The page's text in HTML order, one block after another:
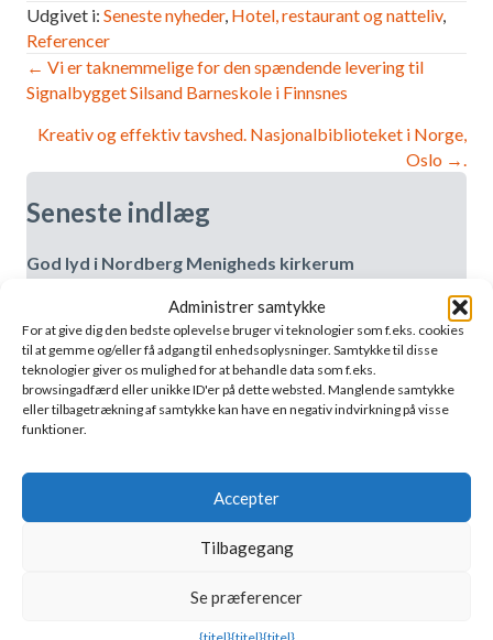
Administrer samtykke
For at give dig den bedste oplevelse bruger vi teknologier som f.eks. cookies
til at gemme og/eller få adgang til enhedsoplysninger. Samtykke til disse
teknologier giver os mulighed for at behandle data som f.eks.
browsingadfærd eller unikke ID'er på dette websted. Manglende samtykke
eller tilbagetrækning af samtykke kan have en negativ indvirkning på visse
funktioner.
Accepter
Tilbagegang
Se præferencer
Udgivet i: Seneste nyheder, Hotel, restaurant og natteliv,
Referencer
Navigation
efter
indlæg
← Vi er taknemmelige for den spændende levering til
Signalbygget Silsand Barneskole i Finnsnes
Kreativ og effektiv tavshed. Nasjonalbiblioteket i Norge,
Oslo →.
Seneste indlæg
God lyd i Nordberg Menigheds kirkerum
Den perfekte burger, den perfekte lyd
3. juli 2026
3. juli 2026
Forskellen i lydoplevelsen i rummet er enorm, og